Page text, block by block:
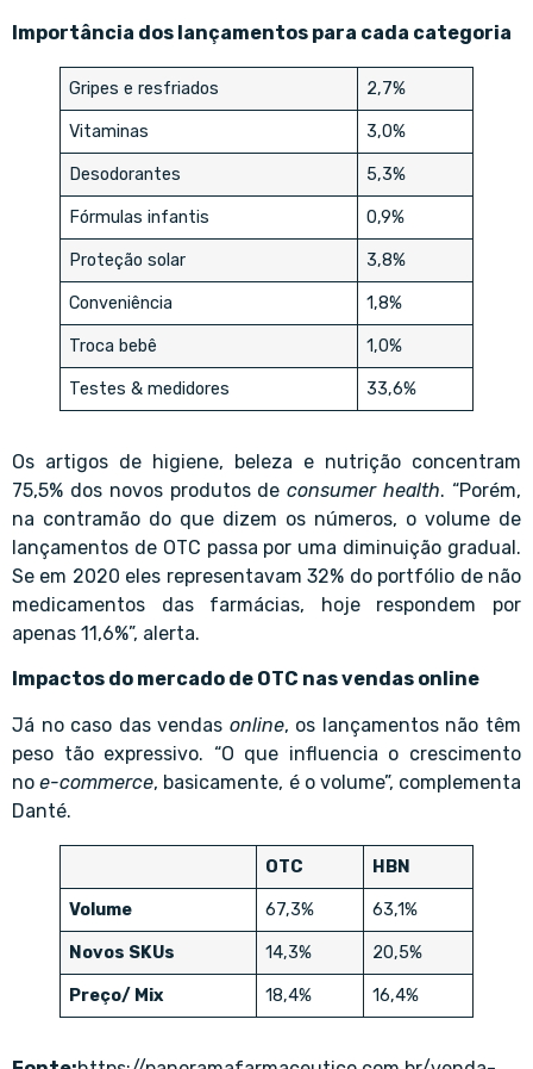
Importância dos lançamentos para cada categoria
Gripes e resfriados 2,7%
Vitaminas 3,0%
Desodorantes 5,3%
Fórmulas infantis 0,9%
Proteção solar 3,8%
Conveniência 1,8%
Troca bebê 1,0%
Testes & medidores 33,6%
Os artigos de higiene, beleza e nutrição concentram
75,5% dos novos produtos deconsumer health. “Porém,
na contramão do que dizem os números, o volume de
lançamentos de OTC passa por uma diminuição gradual.
Se em 2020 eles representavam 32% do portfólio de não
medicamentos das farmácias, hoje respondem por
apenas 11,6%”, alerta.
Impactos do mercado de OTC nas vendas online
Já no caso das vendas online, os lançamentos não têm
peso tão expressivo. “O que influencia o crescimento
noe-commerce, basicamente, é o volume”, complementa
Danté.
OTC HBN
Volume 67,3% 63,1%
Novos SKUs 14,3% 20,5%
Preço/ Mix 18,4% 16,4%